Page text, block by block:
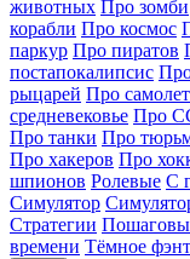
животных Про зомби
корабли Про космос
паркур Про пиратов
постапокалипсис
рыцарей Про
средневековье Про
Про танки Про
Про хакеров Про
шпионов Ролевые С
Симулятор
Стратегии
времени Тёмное